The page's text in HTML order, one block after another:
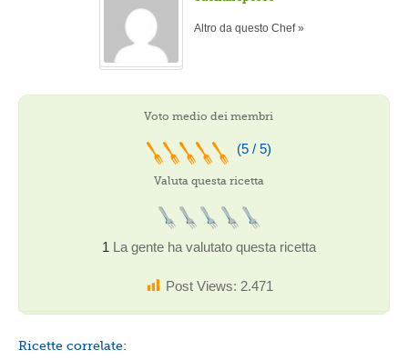
Altro da questo Chef »
Voto medio dei membri
(5 / 5)
Valuta questa ricetta
1 La gente ha valutato questa ricetta
Post Views: 2.471
Ricette correlate: